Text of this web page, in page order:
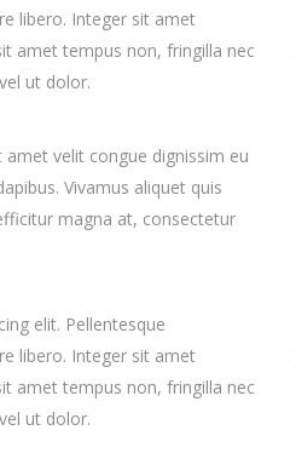
libero. Integer sit amet
amet tempus non, fringilla nec
ut dolor.
velit congue dignissim eu
Vivamus aliquet quis
magna at, consectetur
elit. Pellentesque
libero. Integer sit amet
amet tempus non, fringilla nec
ut dolor.